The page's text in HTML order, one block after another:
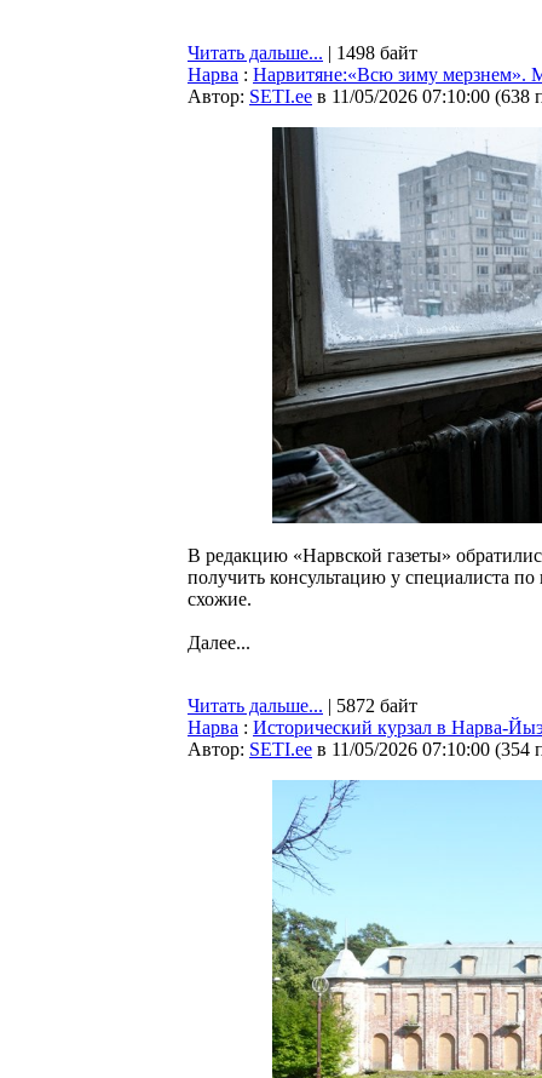
Читать дальше... | 1498 байт
Нарва : Нарвитяне:«Всю зиму мерзнем».
Автор: SETI.ee в 11/05/2026 07:10:00 (638
В редакцию «Нарвской газеты»
получить консультацию у специалиста
схожие.
Далее...
Читать дальше... | 5872 байт
Нарва : Исторический курзал в Нарва-
Автор: SETI.ee в 11/05/2026 07:10:00 (354